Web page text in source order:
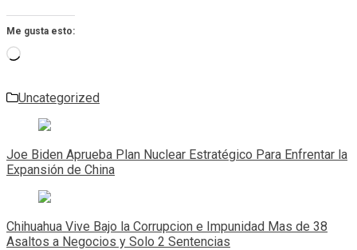
Me gusta esto:
Cargando...
Uncategorized
Navegación
de
entradas
Joe Biden Aprueba Plan Nuclear Estratégico Para Enfrentar la
Expansión de China
Chihuahua Vive Bajo la Corrupcion e Impunidad Mas de 38
Asaltos a Negocios y Solo 2 Sentencias